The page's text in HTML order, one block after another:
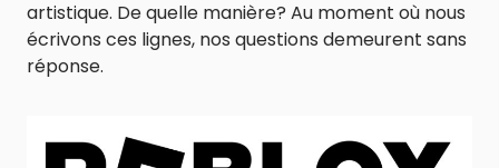
artistique. De quelle manière? Au moment où nous
écrivons ces lignes, nos questions demeurent sans
réponse.